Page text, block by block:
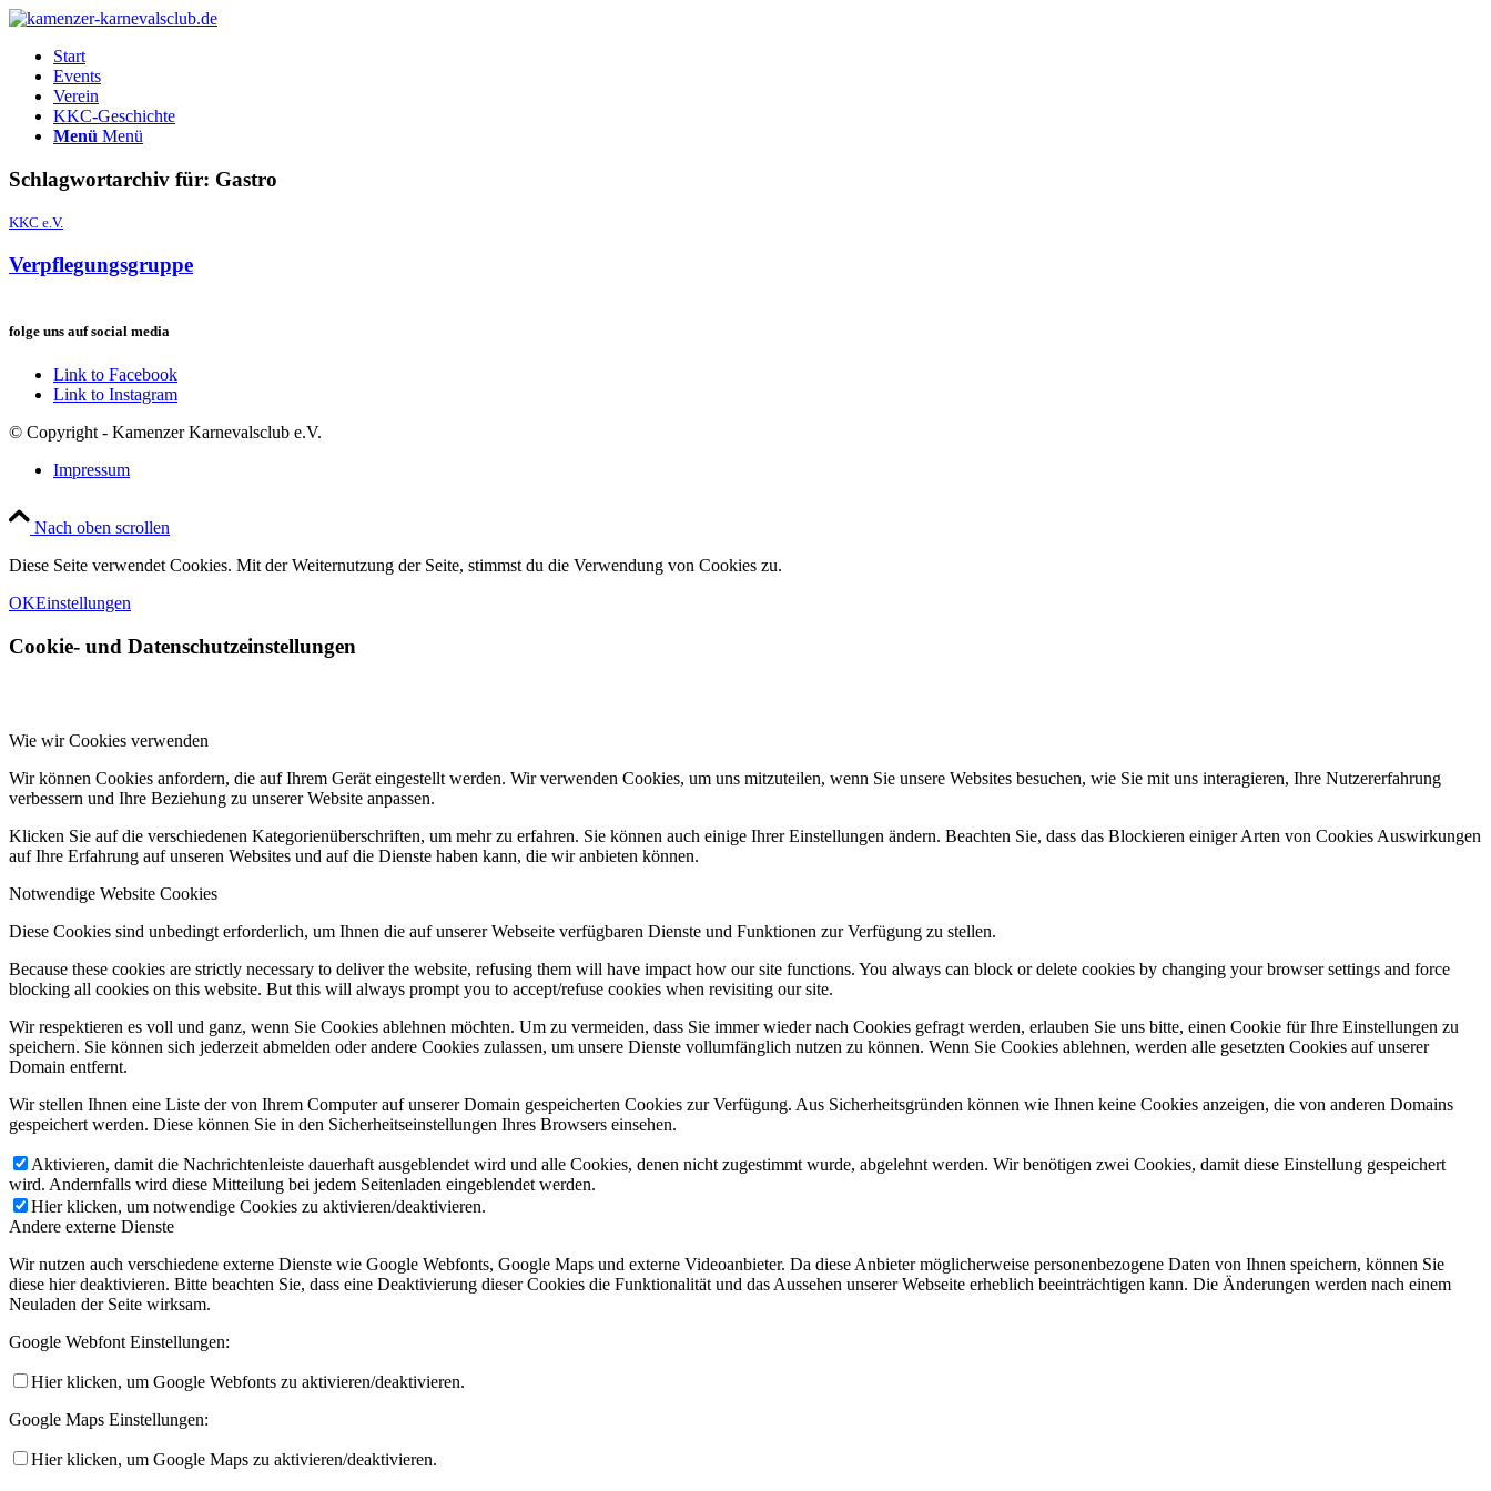
Start
Events
Verein
KKC-Geschichte
Menü Menü
Schlagwortarchiv für: Gastro
KKC e.V.
Verpflegungsgruppe
folge uns auf social media
Link to Facebook
Link to Instagram
© Copyright - Kamenzer Karnevalsclub e.V.
Impressum
Nach oben scrollen
Diese Seite verwendet Cookies. Mit der Weiternutzung der Seite, stimmst du die Verwendung von Cookies zu.
OKEinstellungen
Cookie- und Datenschutzeinstellungen
Wie wir Cookies verwenden
Wir können Cookies anfordern, die auf Ihrem Gerät eingestellt werden. Wir verwenden Cookies, um uns mitzuteilen, wenn Sie unsere Websites besuchen, wie Sie mit uns interagieren, Ihre Nutzererfahrung
verbessern und Ihre Beziehung zu unserer Website anpassen.
Klicken Sie auf die verschiedenen Kategorienüberschriften, um mehr zu erfahren. Sie können auch einige Ihrer Einstellungen ändern. Beachten Sie, dass das Blockieren einiger Arten von Cookies Auswirkungen
auf Ihre Erfahrung auf unseren Websites und auf die Dienste haben kann, die wir anbieten können.
Notwendige Website Cookies
Diese Cookies sind unbedingt erforderlich, um Ihnen die auf unserer Webseite verfügbaren Dienste und Funktionen zur Verfügung zu stellen.
Because these cookies are strictly necessary to deliver the website, refusing them will have impact how our site functions. You always can block or delete cookies by changing your browser settings and force
blocking all cookies on this website. But this will always prompt you to accept/refuse cookies when revisiting our site.
Wir respektieren es voll und ganz, wenn Sie Cookies ablehnen möchten. Um zu vermeiden, dass Sie immer wieder nach Cookies gefragt werden, erlauben Sie uns bitte, einen Cookie für Ihre Einstellungen zu
speichern. Sie können sich jederzeit abmelden oder andere Cookies zulassen, um unsere Dienste vollumfänglich nutzen zu können. Wenn Sie Cookies ablehnen, werden alle gesetzten Cookies auf unserer
Domain entfernt.
Wir stellen Ihnen eine Liste der von Ihrem Computer auf unserer Domain gespeicherten Cookies zur Verfügung. Aus Sicherheitsgründen können wie Ihnen keine Cookies anzeigen, die von anderen Domains
gespeichert werden. Diese können Sie in den Sicherheitseinstellungen Ihres Browsers einsehen.
Aktivieren, damit die Nachrichtenleiste dauerhaft ausgeblendet wird und alle Cookies, denen nicht zugestimmt wurde, abgelehnt werden. Wir benötigen zwei Cookies, damit diese Einstellung gespeichert
wird. Andernfalls wird diese Mitteilung bei jedem Seitenladen eingeblendet werden.
Hier klicken, um notwendige Cookies zu aktivieren/deaktivieren.
Andere externe Dienste
Wir nutzen auch verschiedene externe Dienste wie Google Webfonts, Google Maps und externe Videoanbieter. Da diese Anbieter möglicherweise personenbezogene Daten von Ihnen speichern, können Sie
diese hier deaktivieren. Bitte beachten Sie, dass eine Deaktivierung dieser Cookies die Funktionalität und das Aussehen unserer Webseite erheblich beeinträchtigen kann. Die Änderungen werden nach einem
Neuladen der Seite wirksam.
Google Webfont Einstellungen:
Hier klicken, um Google Webfonts zu aktivieren/deaktivieren.
Google Maps Einstellungen:
Hier klicken, um Google Maps zu aktivieren/deaktivieren.